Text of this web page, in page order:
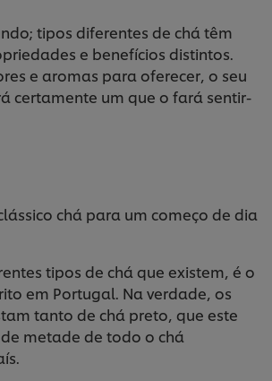
tipos diferentes de chá têm
e benefícios distintos.
e aromas para oferecer, o seu
certamente um que o fará sentir-
chá para um começo de dia
tipos de chá que existem, é o
em Portugal. Na verdade, os
tanto de chá preto, que este
metade de todo o chá